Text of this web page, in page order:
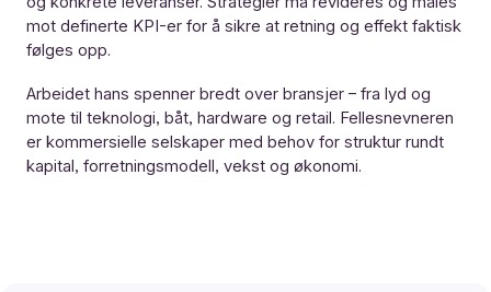
mot definerte KPI-er for å sikre at retning og effekt faktisk
følges opp.
Arbeidet hans spenner bredt over bransjer – fra lyd og
mote til teknologi, båt, hardware og retail. Fellesnevneren
er kommersielle selskaper med behov for struktur rundt
kapital, forretningsmodell, vekst og økonomi.